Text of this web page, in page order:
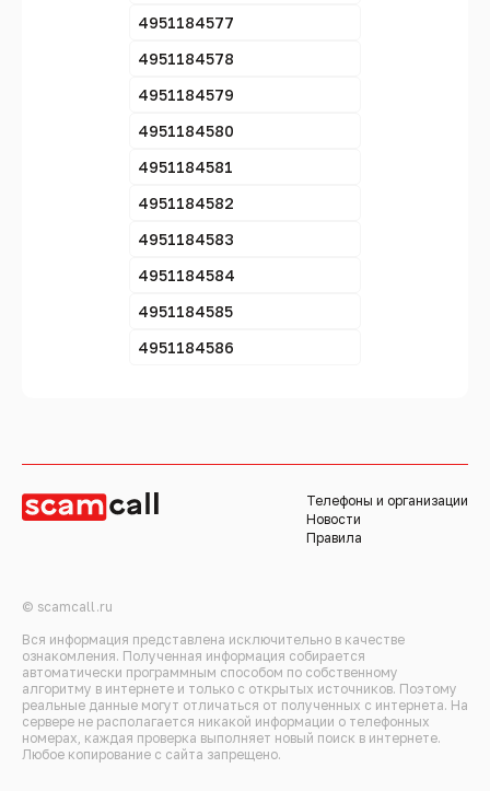
4951184577
4951184578
4951184579
4951184580
4951184581
4951184582
4951184583
4951184584
4951184585
4951184586
Телефоны и организации
Новости
Правила
© scamcall.ru
Вся информация представлена исключительно в качестве
ознакомления. Полученная информация собирается
автоматически программным способом по собственному
алгоритму в интернете и только с открытых источников. Поэтому
реальные данные могут отличаться от полученных с интернета. На
сервере не располагается никакой информации о телефонных
номерах, каждая проверка выполняет новый поиск в интернете.
Любое копирование с сайта запрещено.